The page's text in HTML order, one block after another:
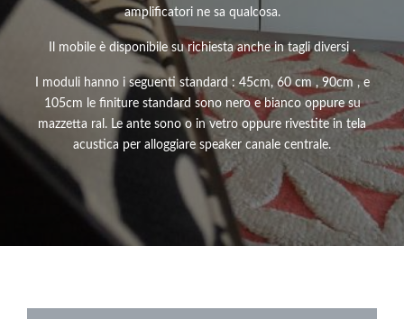
amplificatori ne sa qualcosa.
Il mobile è disponibile su richiesta anche in tagli diversi .
I moduli hanno i seguenti standard : 45cm, 60 cm , 90cm , e
105cm le finiture standard sono nero e bianco oppure su
mazzetta ral. Le ante sono o in vetro oppure rivestite in tela
acustica per alloggiare speaker canale centrale.